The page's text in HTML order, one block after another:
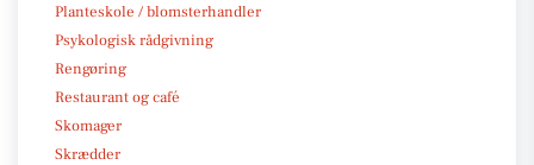
Planteskole / blomsterhandler
Psykologisk rådgivning
Rengøring
Restaurant og café
Skomager
Skrædder